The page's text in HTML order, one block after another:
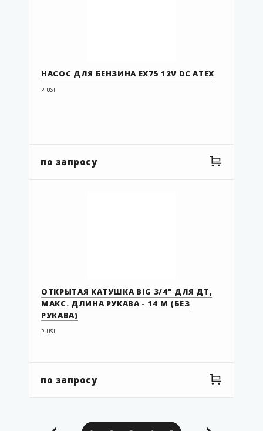
НАСОС ДЛЯ БЕНЗИНА EX75 12V DC ATEX
PIUSI
по запросу
ОТКРЫТАЯ КАТУШКА BIG 3/4" ДЛЯ ДТ,
МАКС. ДЛИНА РУКАВА - 14 М (БЕЗ
РУКАВА)
PIUSI
по запросу